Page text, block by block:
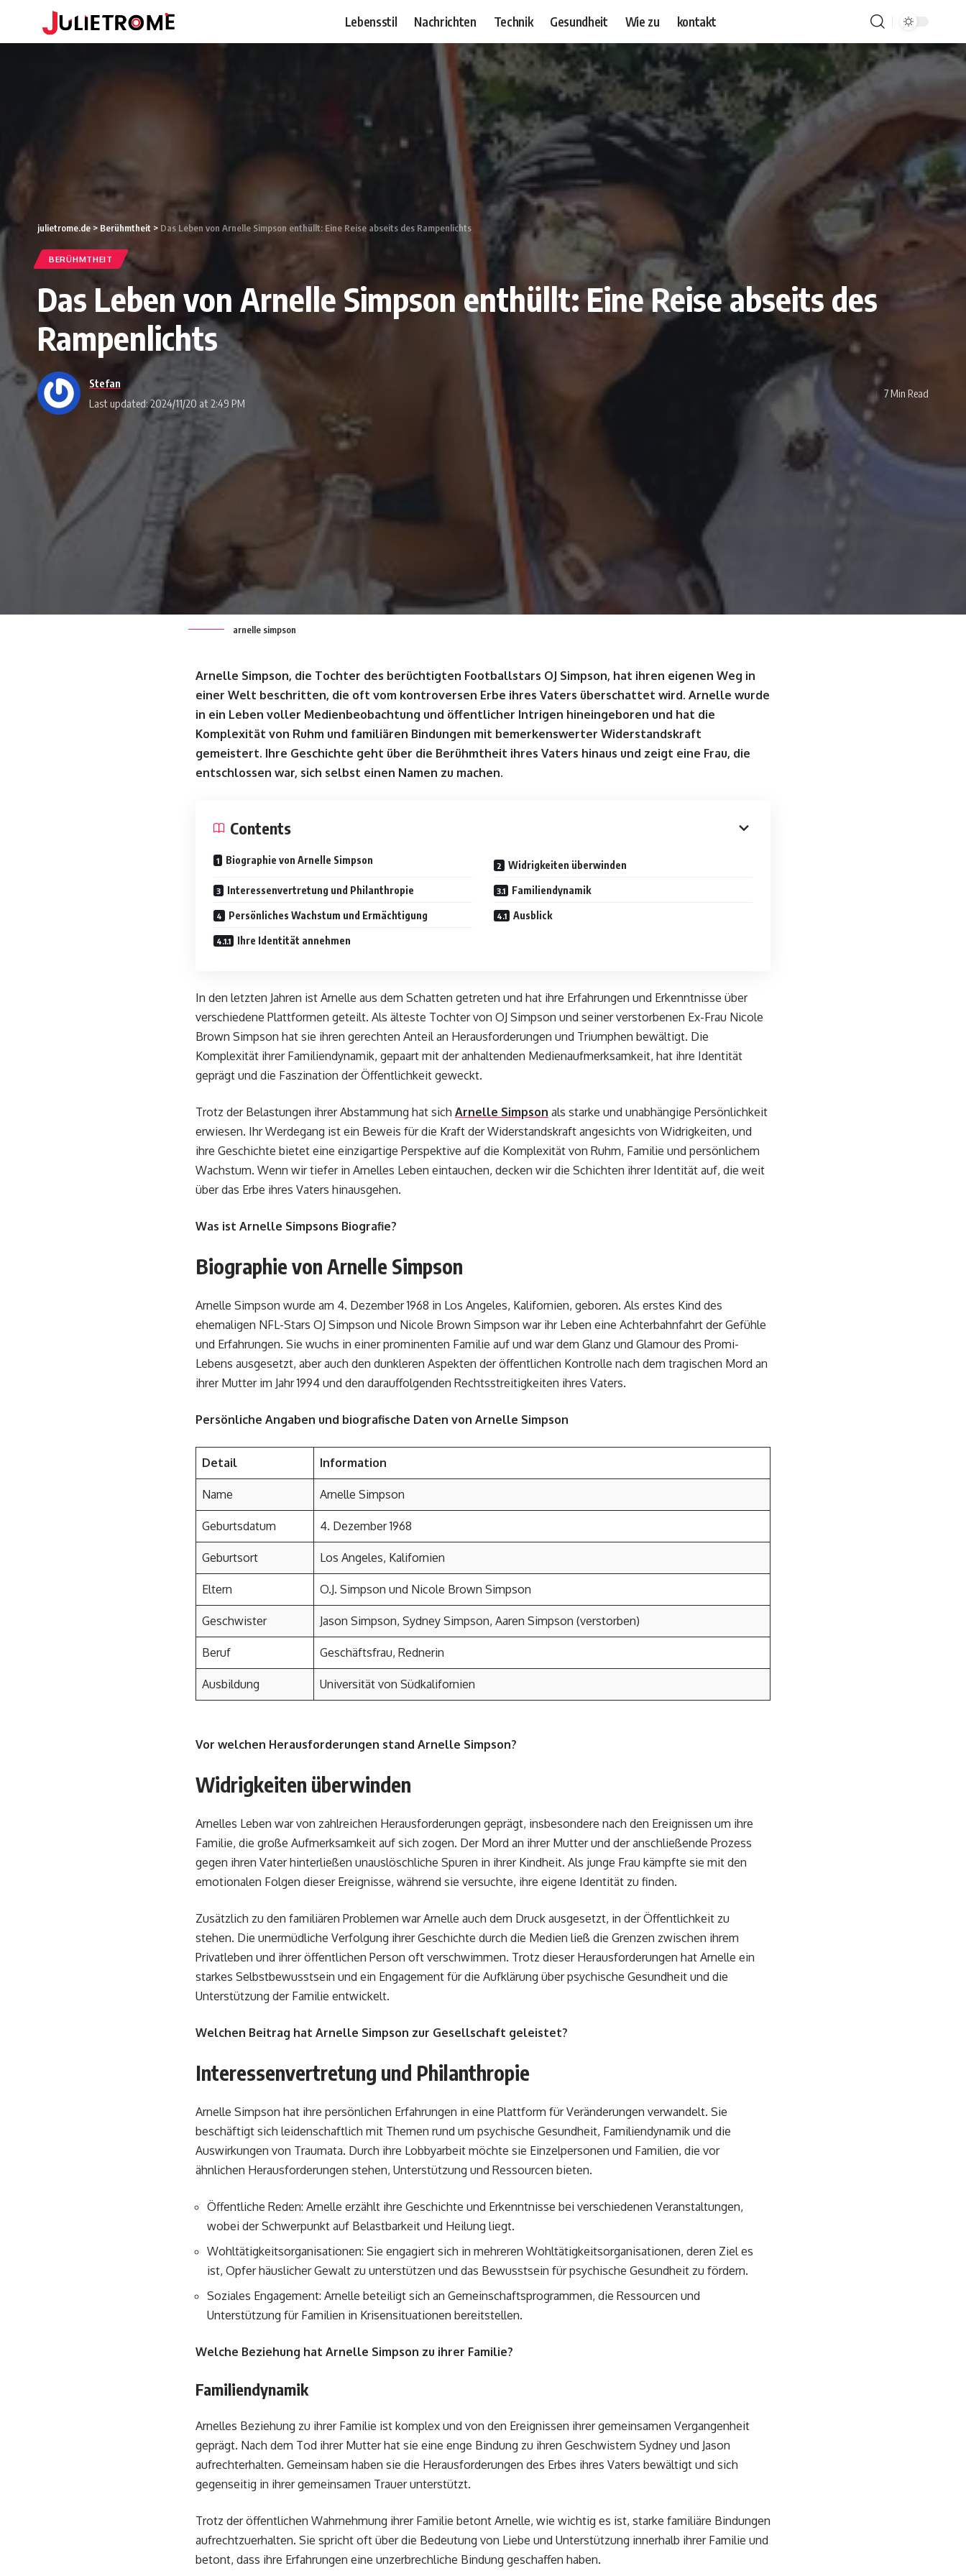
Lebensstil Nachrichten Technik Gesundheit Wie zu kontakt
julietrome.de > Berühmtheit > Das Leben von Arnelle Simpson enthüllt: Eine Reise abseits des Rampenlichts
BERÜHMTHEIT
Das Leben von Arnelle Simpson enthüllt: Eine Reise abseits des
Rampenlichts
Last updated: 2024/11/20 at 2:49 PM
Stefan
7 Min Read
arnelle simpson
Arnelle Simpson, die Tochter des berüchtigten Footballstars OJ Simpson, hat ihren eigenen Weg in
einer Welt beschritten, die oft vom kontroversen Erbe ihres Vaters überschattet wird. Arnelle wurde
in ein Leben voller Medienbeobachtung und öffentlicher Intrigen hineingeboren und hat die
Komplexität von Ruhm und familiären Bindungen mit bemerkenswerter Widerstandskraft
gemeistert. Ihre Geschichte geht über die Berühmtheit ihres Vaters hinaus und zeigt eine Frau, die
entschlossen war, sich selbst einen Namen zu machen.
Contents
Biographie von Arnelle Simpson Widrigkeiten überwinden
Interessenvertretung und Philanthropie Familiendynamik
Persönliches Wachstum und Ermächtigung Ausblick
Ihre Identität annehmen
In den letzten Jahren ist Arnelle aus dem Schatten getreten und hat ihre Erfahrungen und Erkenntnisse über
verschiedene Plattformen geteilt. Als älteste Tochter von OJ Simpson und seiner verstorbenen Ex-Frau Nicole
Brown Simpson hat sie ihren gerechten Anteil an Herausforderungen und Triumphen bewältigt. Die
Komplexität ihrer Familiendynamik, gepaart mit der anhaltenden Medienaufmerksamkeit, hat ihre Identität
geprägt und die Faszination der Öffentlichkeit geweckt.
Trotz der Belastungen ihrer Abstammung hat sich Arnelle Simpson als starke und unabhängige Persönlichkeit
erwiesen. Ihr Werdegang ist ein Beweis für die Kraft der Widerstandskraft angesichts von Widrigkeiten, und
ihre Geschichte bietet eine einzigartige Perspektive auf die Komplexität von Ruhm, Familie und persönlichem
Wachstum. Wenn wir tiefer in Arnelles Leben eintauchen, decken wir die Schichten ihrer Identität auf, die weit
über das Erbe ihres Vaters hinausgehen.
Was ist Arnelle Simpsons Biografie?
Biographie von Arnelle Simpson
Arnelle Simpson wurde am 4. Dezember 1968 in Los Angeles, Kalifornien, geboren. Als erstes Kind des
ehemaligen NFL-Stars OJ Simpson und Nicole Brown Simpson war ihr Leben eine Achterbahnfahrt der Gefühle
und Erfahrungen. Sie wuchs in einer prominenten Familie auf und war dem Glanz und Glamour des Promi-
Lebens ausgesetzt, aber auch den dunkleren Aspekten der öffentlichen Kontrolle nach dem tragischen Mord an
ihrer Mutter im Jahr 1994 und den darauffolgenden Rechtsstreitigkeiten ihres Vaters.
Persönliche Angaben und biografische Daten von Arnelle Simpson
Detail Information
Name Arnelle Simpson
Geburtsdatum 4. Dezember 1968
Geburtsort Los Angeles, Kalifornien
Eltern O.J. Simpson und Nicole Brown Simpson
Geschwister Jason Simpson, Sydney Simpson, Aaren Simpson (verstorben)
Beruf Geschäftsfrau, Rednerin
Ausbildung Universität von Südkalifornien
Vor welchen Herausforderungen stand Arnelle Simpson?
Widrigkeiten überwinden
Arnelles Leben war von zahlreichen Herausforderungen geprägt, insbesondere nach den Ereignissen um ihre
Familie, die große Aufmerksamkeit auf sich zogen. Der Mord an ihrer Mutter und der anschließende Prozess
gegen ihren Vater hinterließen unauslöschliche Spuren in ihrer Kindheit. Als junge Frau kämpfte sie mit den
emotionalen Folgen dieser Ereignisse, während sie versuchte, ihre eigene Identität zu finden.
Zusätzlich zu den familiären Problemen war Arnelle auch dem Druck ausgesetzt, in der Öffentlichkeit zu
stehen. Die unermüdliche Verfolgung ihrer Geschichte durch die Medien ließ die Grenzen zwischen ihrem
Privatleben und ihrer öffentlichen Person oft verschwimmen. Trotz dieser Herausforderungen hat Arnelle ein
starkes Selbstbewusstsein und ein Engagement für die Aufklärung über psychische Gesundheit und die
Unterstützung der Familie entwickelt.
Welchen Beitrag hat Arnelle Simpson zur Gesellschaft geleistet?
Interessenvertretung und Philanthropie
Arnelle Simpson hat ihre persönlichen Erfahrungen in eine Plattform für Veränderungen verwandelt. Sie
beschäftigt sich leidenschaftlich mit Themen rund um psychische Gesundheit, Familiendynamik und die
Auswirkungen von Traumata. Durch ihre Lobbyarbeit möchte sie Einzelpersonen und Familien, die vor
ähnlichen Herausforderungen stehen, Unterstützung und Ressourcen bieten.
Öffentliche Reden: Arnelle erzählt ihre Geschichte und Erkenntnisse bei verschiedenen Veranstaltungen,
wobei der Schwerpunkt auf Belastbarkeit und Heilung liegt.
Wohltätigkeitsorganisationen: Sie engagiert sich in mehreren Wohltätigkeitsorganisationen, deren Ziel es
ist, Opfer häuslicher Gewalt zu unterstützen und das Bewusstsein für psychische Gesundheit zu fördern.
Soziales Engagement: Arnelle beteiligt sich an Gemeinschaftsprogrammen, die Ressourcen und
Unterstützung für Familien in Krisensituationen bereitstellen.
Welche Beziehung hat Arnelle Simpson zu ihrer Familie?
Familiendynamik
Arnelles Beziehung zu ihrer Familie ist komplex und von den Ereignissen ihrer gemeinsamen Vergangenheit
geprägt. Nach dem Tod ihrer Mutter hat sie eine enge Bindung zu ihren Geschwistern Sydney und Jason
aufrechterhalten. Gemeinsam haben sie die Herausforderungen des Erbes ihres Vaters bewältigt und sich
gegenseitig in ihrer gemeinsamen Trauer unterstützt.
Trotz der öffentlichen Wahrnehmung ihrer Familie betont Arnelle, wie wichtig es ist, starke familiäre Bindungen
aufrechtzuerhalten. Sie spricht oft über die Bedeutung von Liebe und Unterstützung innerhalb ihrer Familie und
betont, dass ihre Erfahrungen eine unzerbrechliche Bindung geschaffen haben.